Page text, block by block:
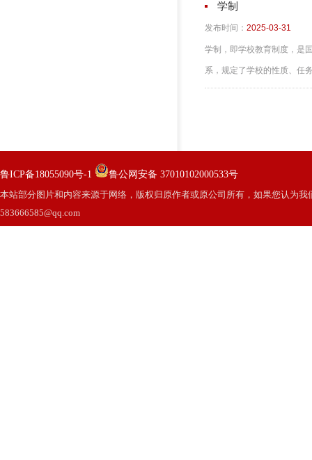
学制
发布时间： 2025-03-31
学制，即学校教育制度，是
系，规定了学校的性质、任
鲁ICP备18055090号-1
鲁公网安备 37010102000533号
本站部分图片和内容来源于网络，版权归原作者或原公司所有，如果您认为
583666585@qq.com